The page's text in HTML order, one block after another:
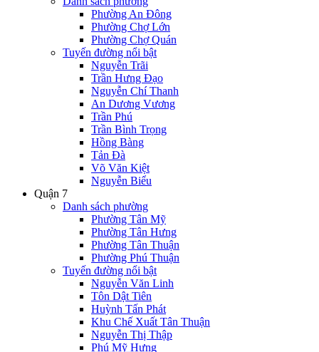
Phường An Đông
Phường Chợ Lớn
Phường Chợ Quán
Tuyến đường nổi bật
Nguyễn Trãi
Trần Hưng Đạo
Nguyễn Chí Thanh
An Dương Vương
Trần Phú
Trần Bình Trọng
Hồng Bàng
Tản Đà
Võ Văn Kiệt
Nguyễn Biểu
Quận 7
Danh sách phường
Phường Tân Mỹ
Phường Tân Hưng
Phường Tân Thuận
Phường Phú Thuận
Tuyến đường nổi bật
Nguyễn Văn Linh
Tôn Dật Tiên
Huỳnh Tấn Phát
Khu Chế Xuất Tân Thuận
Nguyễn Thị Thập
Phú Mỹ Hưng